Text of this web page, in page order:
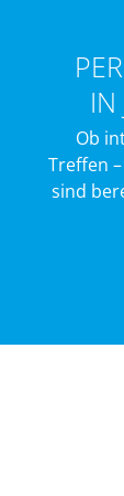
IN
Ob
Treffen
sind